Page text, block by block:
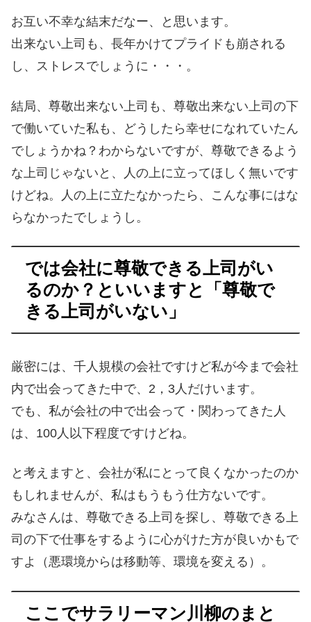
お互い不幸な結末だなー、と思います。
出来ない上司も、長年かけてプライドも崩される
し、ストレスでしょうに・・・。
結局、尊敬出来ない上司も、尊敬出来ない上司の下
で働いていた私も、どうしたら幸せになれていたん
でしょうかね？わからないですが、尊敬できるよう
な上司じゃないと、人の上に立ってほしく無いです
けどね。人の上に立たなかったら、こんな事にはな
らなかったでしょうし。
では会社に尊敬できる上司がい
るのか？といいますと「尊敬で
きる上司がいない」
厳密には、千人規模の会社ですけど私が今まで会社
内で出会ってきた中で、2，3人だけいます。
でも、私が会社の中で出会って・関わってきた人
は、100人以下程度ですけどね。
と考えますと、会社が私にとって良くなかったのか
もしれませんが、私はもうもう仕方ないです。
みなさんは、尊敬できる上司を探し、尊敬できる上
司の下で仕事をするように心がけた方が良いかもで
すよ（悪環境からは移動等、環境を変える）。
ここでサラリーマン川柳のまと